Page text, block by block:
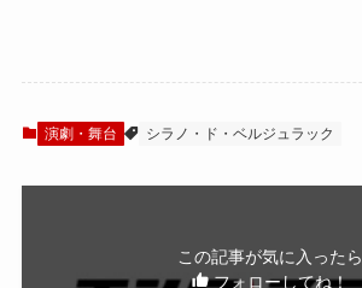
演劇・舞台 シラノ・ド・ベルジュラック
この記事が気に入ったら
フォローしてね！